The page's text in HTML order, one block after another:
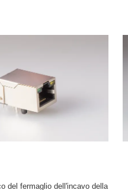
del fermaglio dell'incavo della